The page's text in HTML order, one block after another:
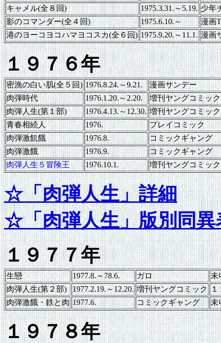
キャメル(全８回)
1975.3.31.～5.19. 少年
影のコマンダー(全４回)
1975.6.10.～
漫画
港のヨーコヨコハマヨコスカ(全６回) 1975.9.20.～11.1. 漫画
１９７６年
密漁の白い肌(全５回) 1976.8.24.～9.21.
漫画サンデー
肉弾時代
1976.1.20.～2.20.
増刊ヤングコミック
肉弾人生(第１部)
1976.4.13.～12.30. 増刊ヤングコミック
青春相続人
1976.
プレイコミック
肉弾激飢餓
1976.8.
コミックギャング
肉弾激餓
1976.9.
コミックギャング
肉弾人生５冒険王
1976.10.1. 増刊ヤングコミック
☆「肉弾人生」詳細
☆「肉弾人生」版別同異
１９７７年
生戀 1977.8.～78.6. ガロ
未
肉弾人生(第２部)
1977.2.19.～12.20. 増刊ヤングコミック １
肉弾激餓・鉄と肉 1977.6. コミックギャング 未
１９７８年